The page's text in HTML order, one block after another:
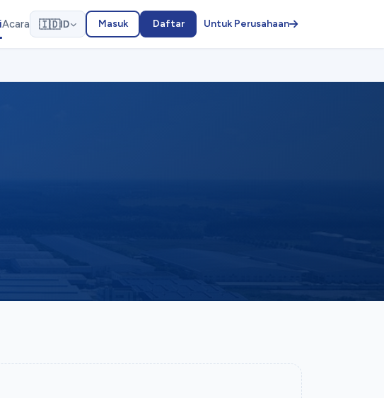
Acara 🇮🇩ID Masuk Daftar Untuk Perusahaan